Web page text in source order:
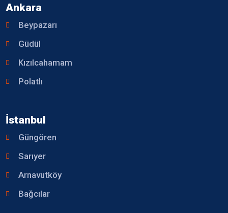
Ankara
Beypazarı
Güdül
Kızılcahamam
Polatlı
İstanbul
Güngören
Sarıyer
Arnavutköy
Bağcılar